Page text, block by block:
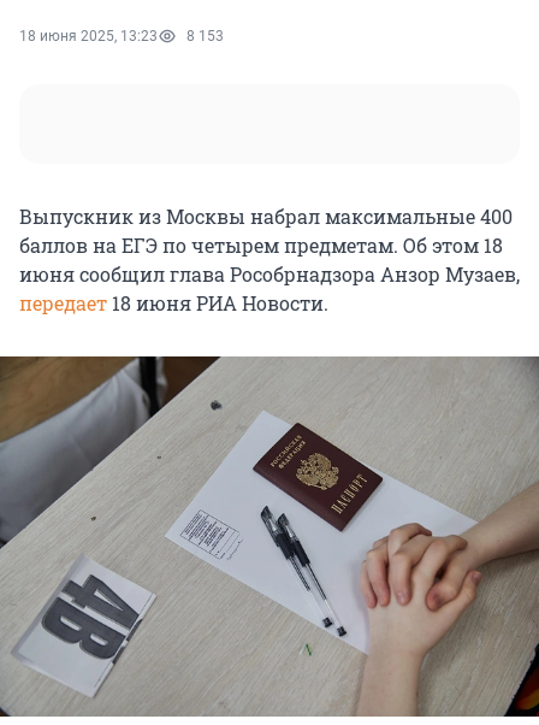
18 июня 2025, 13:23 8 153
Выпускник из Москвы набрал максимальные 400
баллов на ЕГЭ по четырем предметам. Об этом 18
июня сообщил глава Рособрнадзора Анзор Музаев,
передает 18 июня РИА Новости.